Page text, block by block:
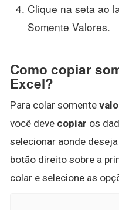
Clique na seta ao
Somente Valores.
Como copiar
Excel?
Para colar somente
você deve copiar os
selecionar aonde
botão direito sobre a
colar e selecione as